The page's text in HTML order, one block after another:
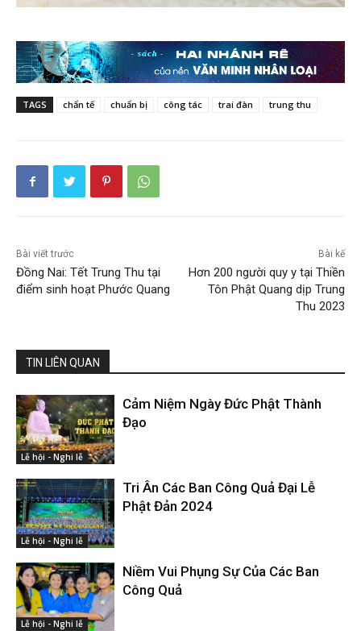
TAGS chẩn tế chuẩn bị công tác trai đàn trung thu
Bài viết trước
Đồng Nai: Tết Trung Thu tại
điểm sinh hoạt Phước Quang
Bài kế
Hơn 200 người quy y tại Thiền
Tôn Phật Quang dịp Trung
Thu 2023
TIN LIÊN QUAN
Lễ hội - Nghi lễ
Cảm Niệm Ngày Đức Phật Thành
Đạo
Lễ hội - Nghi lễ
Tri Ân Các Ban Công Quả Đại Lễ
Phật Đản 2024
Lễ hội - Nghi lễ
Niềm Vui Phụng Sự Của Các Ban
Công Quả